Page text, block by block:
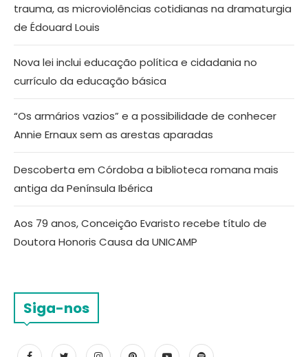
trauma, as microviolências cotidianas na dramaturgia
de Édouard Louis
Nova lei inclui educação política e cidadania no
currículo da educação básica
“Os armários vazios” e a possibilidade de conhecer
Annie Ernaux sem as arestas aparadas
Descoberta em Córdoba a biblioteca romana mais
antiga da Península Ibérica
Aos 79 anos, Conceição Evaristo recebe título de
Doutora Honoris Causa da UNICAMP
Siga-nos